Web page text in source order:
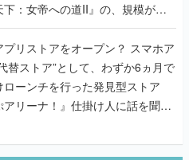
下：女帝への道II』の、規模が違
りをプロデューサーに聞いた
ストアをオープン？ スマホア
替ストア”として、わずか6ヵ月で
ローンチを行った発見型ストア
アリーナ！』仕掛け人に話を聞い